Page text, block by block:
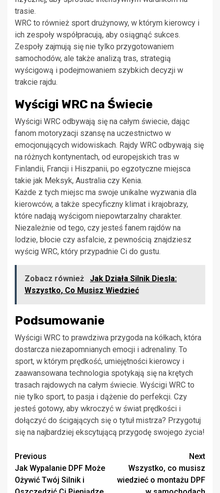
trasie.
WRC to również sport drużynowy, w którym kierowcy i
ich zespoły współpracują, aby osiągnąć sukces.
Zespoły zajmują się nie tylko przygotowaniem
samochodów, ale także analizą tras, strategią
wyścigową i podejmowaniem szybkich decyzji w
trakcie rajdu.
Wyścigi WRC na Świecie
Wyścigi WRC odbywają się na całym świecie, dając
fanom motoryzacji szansę na uczestnictwo w
emocjonujących widowiskach. Rajdy WRC odbywają się
na różnych kontynentach, od europejskich tras w
Finlandii, Francji i Hiszpanii, po egzotyczne miejsca
takie jak Meksyk, Australia czy Kenia.
Każde z tych miejsc ma swoje unikalne wyzwania dla
kierowców, a także specyficzny klimat i krajobrazy,
które nadają wyścigom niepowtarzalny charakter.
Niezależnie od tego, czy jesteś fanem rajdów na
lodzie, błocie czy asfalcie, z pewnością znajdziesz
wyścig WRC, który przypadnie Ci do gustu.
Zobacz również
Jak Działa Silnik Diesla:
Wszystko, Co Musisz Wiedzieć
Podsumowanie
Wyścigi WRC to prawdziwa przygoda na kółkach, która
dostarcza niezapomnianych emocji i adrenaliny. To
sport, w którym prędkość, umiejętności kierowcy i
zaawansowana technologia spotykają się na krętych
trasach rajdowych na całym świecie. Wyścigi WRC to
nie tylko sport, to pasja i dążenie do perfekcji. Czy
jesteś gotowy, aby wkroczyć w świat prędkości i
dołączyć do ścigających się o tytuł mistrza? Przygotuj
się na najbardziej ekscytującą przygodę swojego życia!
Continue
Reading
Previous
Jak Wypalanie DPF Może
Ożywić Twój Silnik i
Next
Wszystko, co musisz
wiedzieć o montażu DPF